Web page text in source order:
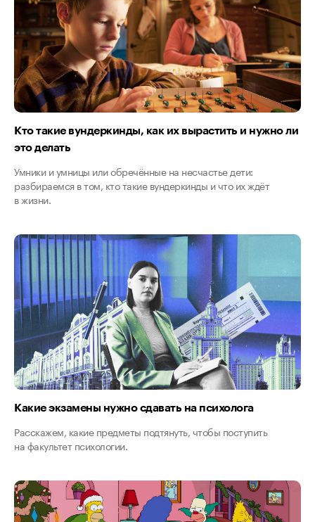
Кто такие вундеркинды, как их вырастить и нужно ли
это делать
Умники и умницы или обречённые на несчастье дети:
разбираемся в том, кто такие вундеркинды и что их ждёт
в жизни.
Какие экзамены нужно сдавать на психолога
Расскажем, какие предметы подтянуть, чтобы поступить
на факультет психологии.